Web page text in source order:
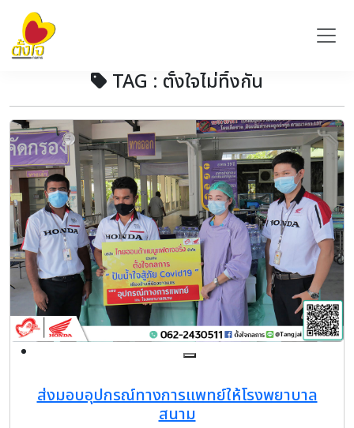
TAG : ตั้งใจไม่ทิ้งกัน
ส่งมอบอุปกรณ์ทางการแพทย์ให้โรงพยาบาล
สนาม